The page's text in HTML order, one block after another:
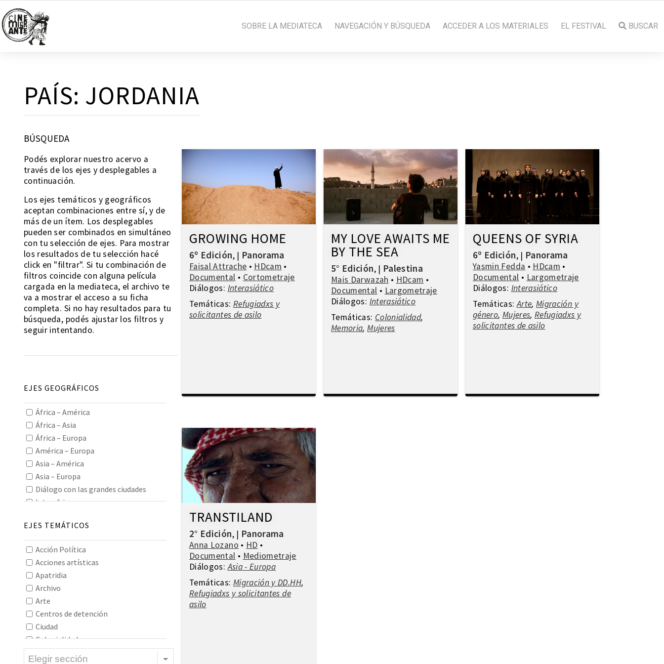
SOBRE LA MEDIATECA NAVEGACIÓN Y BÚSQUEDA ACCEDER A LOS MATERIALES EL FESTIVAL BUSCAR
PAÍS: JORDANIA
BÚSQUEDA
Podés explorar nuestro acervo a
través de los ejes y desplegables a
continuación.
Los ejes temáticos y geográficos
aceptan combinaciones entre sí, y de
más de un ítem. Los desplegables
pueden ser combinados en simultáneo
con tu selección de ejes. Para mostrar
los resultados de tu selección hacé
click en "filtrar". Si tu combinación de
filtros coincide con alguna película
cargada en la mediateca, el archivo te
va a mostrar el acceso a su ficha
completa. Si no hay resultados para tu
búsqueda, podés ajustar los filtros y
seguir intentando.
EJES GEOGRÁFICOS
África – América
África – Asia
África – Europa
América – Europa
Asia – América
Asia – Europa
Diálogo con las grandes ciudades
Interafricano
Interasiático
Intereuropeo
Oceanía
Todos los continentes
EJES TEMÁTICOS
Acción Política
Acciones artísticas
Apatridia
Archivo
Arte
Centros de detención
Ciudad
Colonialidad
GROWING HOME
6º Edición, | Panorama
Faisal Attrache • HDcam •
Documental • Cortometraje
Diálogos: Interasiático
Temáticas: Refugiadxs y
solicitantes de asilo
MY LOVE AWAITS ME
BY THE SEA
5° Edición, | Palestina
Mais Darwazah • HDcam •
Documental • Largometraje
Diálogos: Interasiático
Temáticas: Colonialidad,
Memoria,Mujeres
QUEENS OF SYRIA
6º Edición, | Panorama
Yasmin Fedda • HDcam •
Documental • Largometraje
Diálogos: Interasiático
Temáticas: Arte,Migración y
género, Mujeres,Refugiadxs y
solicitantes de asilo
TRANSTILAND
2° Edición, | Panorama
Anna Lozano • HD •
Documental • Mediometraje
Diálogos:Asia - Europa
Temáticas: Migración y DD.HH,
Refugiadxs y solicitantes de
asilo